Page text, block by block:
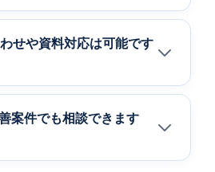
せや資料対応は可能です
案件でも相談できます